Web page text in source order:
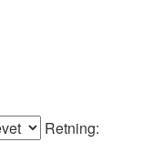
Retning: